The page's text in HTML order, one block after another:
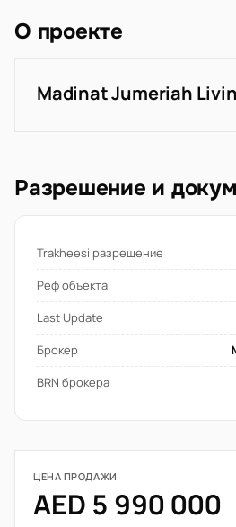
О проекте
Madinat Jumeriah
Разрешение и
Trakheesi разрешение
Реф объекта
Last Update
Брокер
BRN брокера
ЦЕНА ПРОДАЖИ
AED 5 990 000